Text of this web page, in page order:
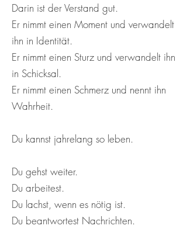
Darin ist der Verstand gut.
Er nimmt einen Moment und verwandelt
ihn in Identität.
Er nimmt einen Sturz und verwandelt ihn
in Schicksal.
Er nimmt einen Schmerz und nennt ihn
Wahrheit.
Du kannst jahrelang so leben.
Du gehst weiter.
Du arbeitest.
Du lachst, wenn es nötig ist.
Du beantwortest Nachrichten.